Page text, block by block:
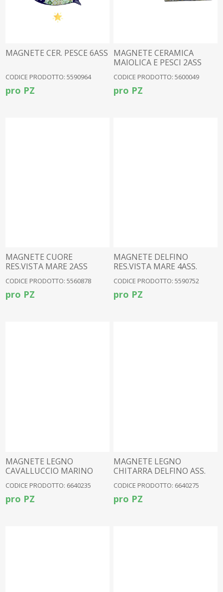
MAGNETE CER. PESCE 6ASS
CODICE PRODOTTO: 5590964
pro PZ
MAGNETE CERAMICA
MAIOLICA E PESCI 2ASS
CODICE PRODOTTO: 5600049
pro PZ
MAGNETE CUORE
RES.VISTA MARE 2ASS
CODICE PRODOTTO: 5560878
pro PZ
MAGNETE DELFINO
RES.VISTA MARE 4ASS.
CODICE PRODOTTO: 5590752
pro PZ
MAGNETE LEGNO
CAVALLUCCIO MARINO
CODICE PRODOTTO: 6640235
pro PZ
MAGNETE LEGNO
CHITARRA DELFINO ASS.
CODICE PRODOTTO: 6640275
pro PZ